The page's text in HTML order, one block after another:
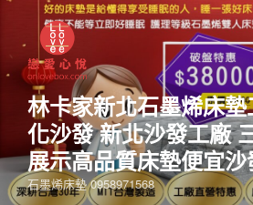
林卡家新北石墨烯床
化沙發 新北沙發工廠
展示高品質床墊便宜
石墨烯床墊 0958971568